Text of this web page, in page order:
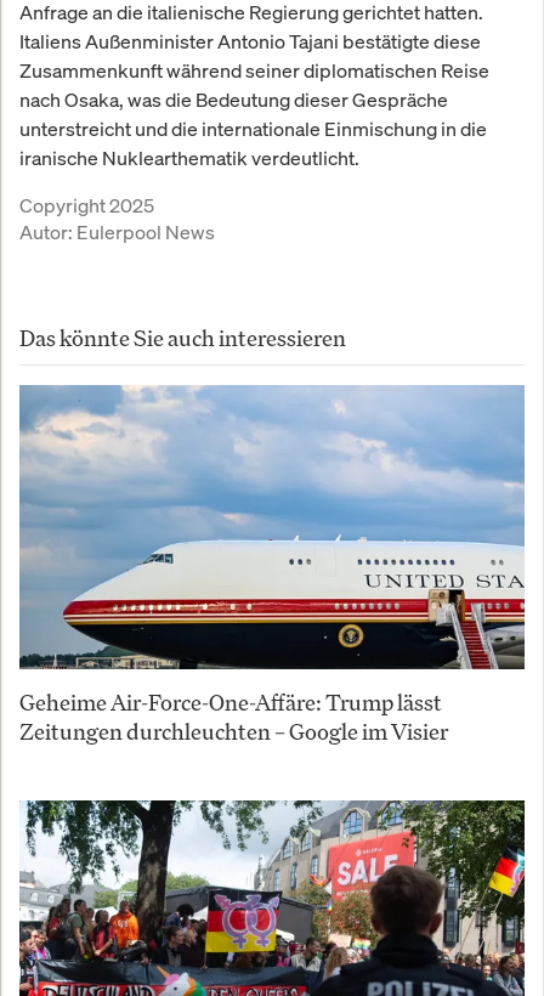
Anfrage an die italienische Regierung gerichtet hatten.
Italiens Außenminister Antonio Tajani bestätigte diese
Zusammenkunft während seiner diplomatischen Reise
nach Osaka, was die Bedeutung dieser Gespräche
unterstreicht und die internationale Einmischung in die
iranische Nuklearthematik verdeutlicht.
Copyright 2025
Autor: Eulerpool News
Das könnte Sie auch interessieren
Geheime Air-Force-One-Affäre: Trump lässt
Zeitungen durchleuchten – Google im Visier